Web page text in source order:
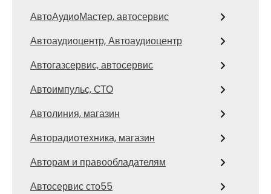
АвтоАудиоМастер, автосервис
Автоаудиоцентр, Автоаудиоцентр
Автогазсервис, автосервис
Автоимпульс, СТО
Автолиния, магазин
Авторадиотехника, магазин
Авторам и правообладателям
Автосервис сто55